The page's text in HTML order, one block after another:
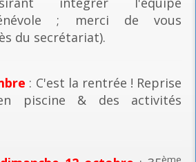
; merci de vous
du secrétariat).
: C'est la rentrée ! Reprise
piscine & des activités
ème